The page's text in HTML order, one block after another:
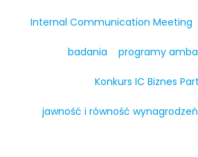
Internal Communication Meeting
badania programy
Konkurs IC Biznes
jawność i równość wynagrodzeń